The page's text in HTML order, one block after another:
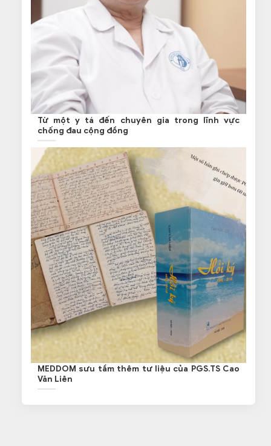
Từ một y tá đến chuyên gia trong lĩnh vực
chống đau cộng đồng
MEDDOM sưu tầm thêm tư liệu của PGS.TS Cao
Văn Liên